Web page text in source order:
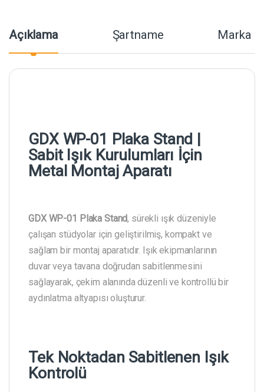
Açıklama Şartname Marka
GDX WP-01 Plaka Stand |
Sabit Işık Kurulumları İçin
Metal Montaj Aparatı
GDX WP-01 Plaka Stand, sürekli ışık düzeniyle
çalışan stüdyolar için geliştirilmiş, kompakt ve
sağlam bir montaj aparatıdır. Işık ekipmanlarının
duvar veya tavana doğrudan sabitlenmesini
sağlayarak, çekim alanında düzenli ve kontrollü bir
aydınlatma altyapısı oluşturur.
Tek Noktadan Sabitlenen Işık
Kontrolü